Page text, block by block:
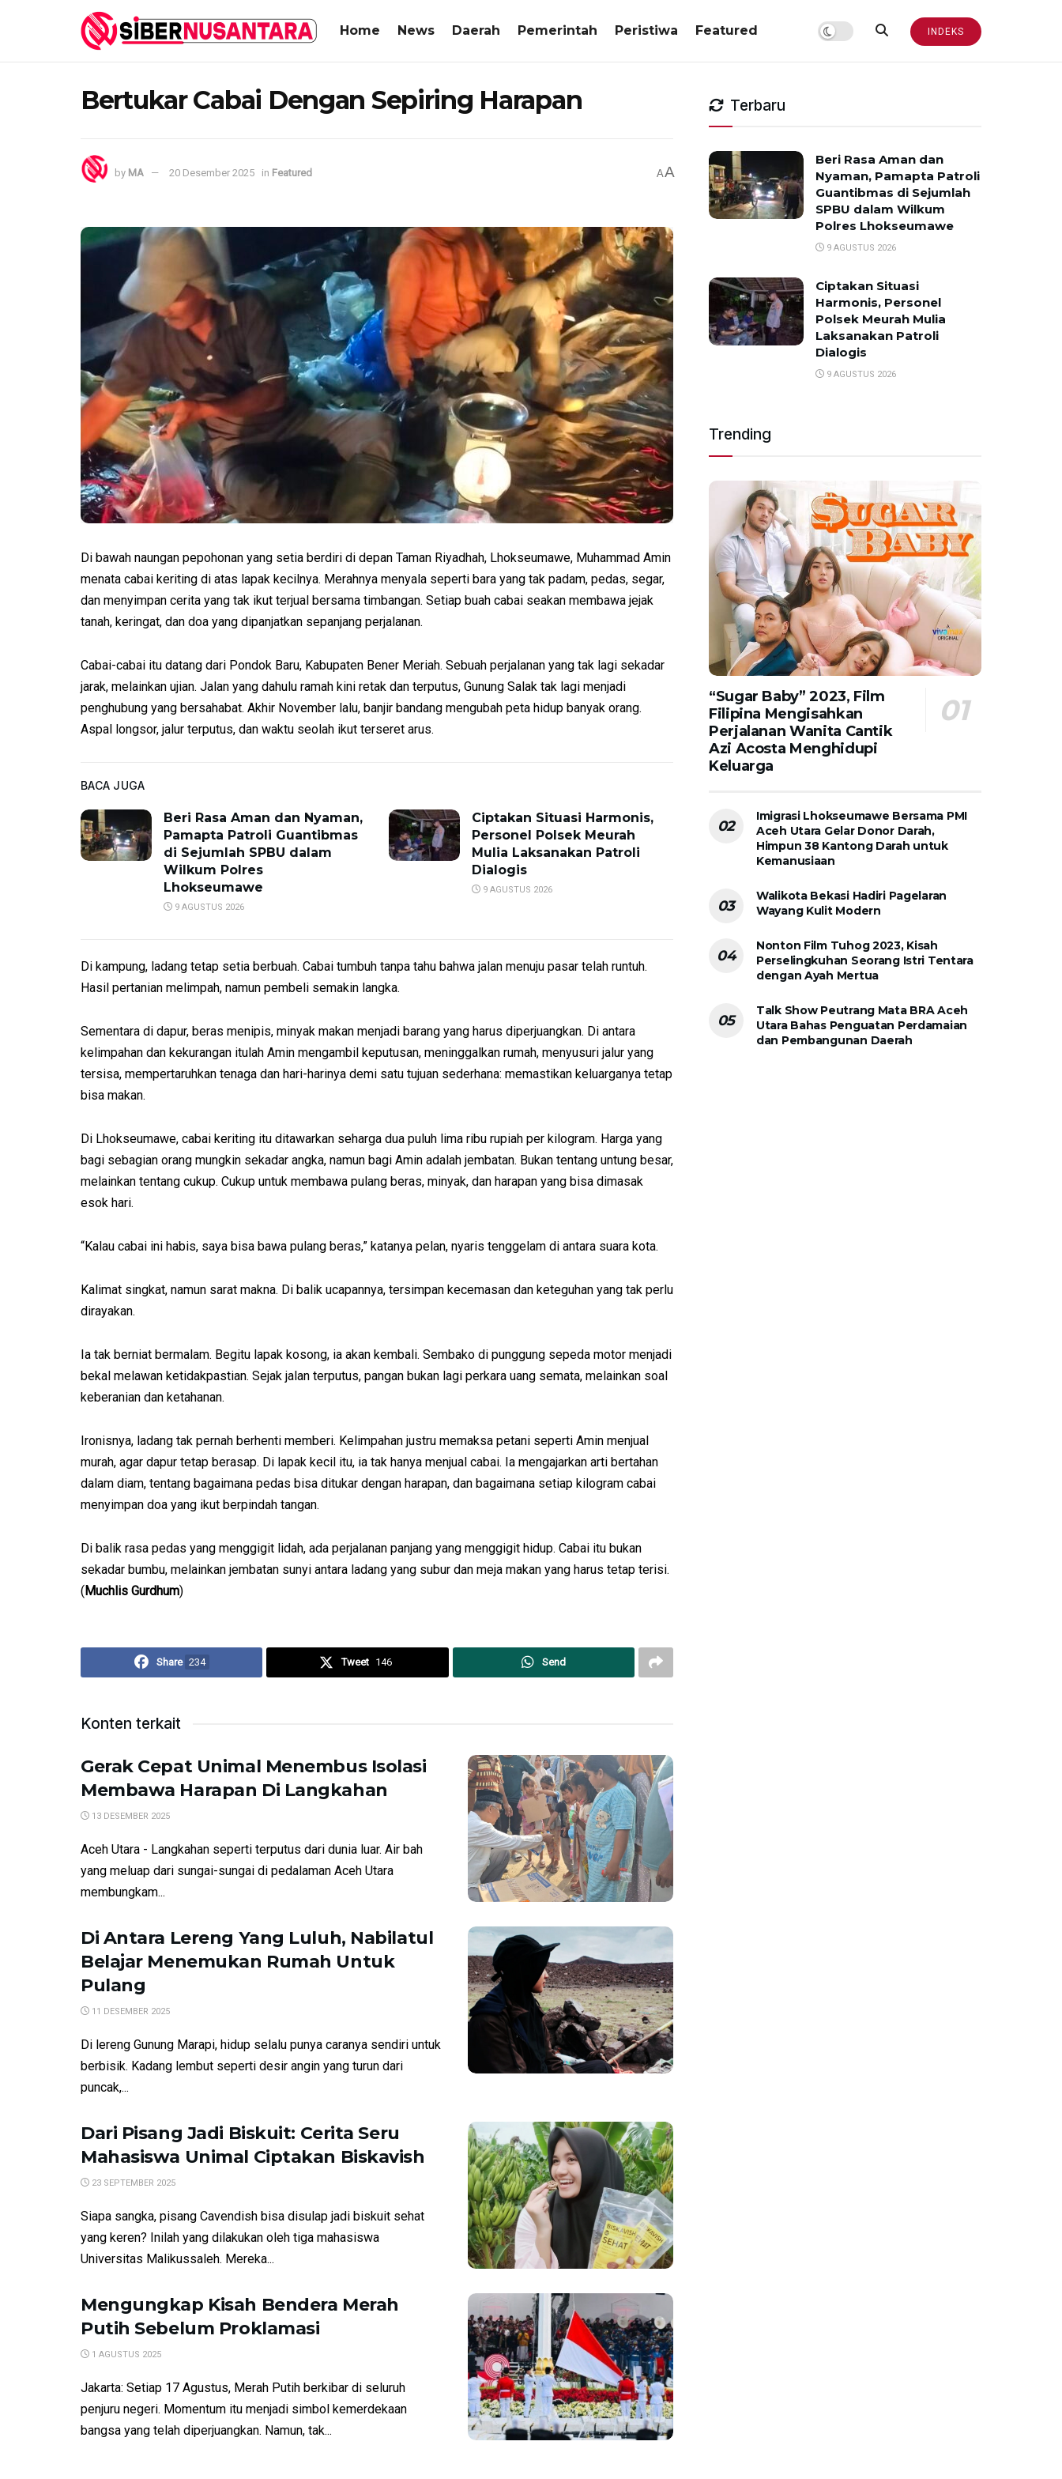
Home News Daerah Pemerintah Peristiwa Featured INDEKS
Bertukar Cabai Dengan Sepiring Harapan
by MA 20 Desember 2025 in Featured AA
Di bawah naungan pepohonan yang setia berdiri di depan Taman Riyadhah, Lhokseumawe, Muhammad Amin
menata cabai keriting di atas lapak kecilnya. Merahnya menyala seperti bara yang tak padam, pedas, segar,
dan menyimpan cerita yang tak ikut terjual bersama timbangan. Setiap buah cabai seakan membawa jejak
tanah, keringat, dan doa yang dipanjatkan sepanjang perjalanan.
Cabai-cabai itu datang dari Pondok Baru, Kabupaten Bener Meriah. Sebuah perjalanan yang tak lagi sekadar
jarak, melainkan ujian. Jalan yang dahulu ramah kini retak dan terputus, Gunung Salak tak lagi menjadi
penghubung yang bersahabat. Akhir November lalu, banjir bandang mengubah peta hidup banyak orang.
Aspal longsor, jalur terputus, dan waktu seolah ikut terseret arus.
BACA JUGA
Beri Rasa Aman dan Nyaman,
Pamapta Patroli Guantibmas
di Sejumlah SPBU dalam
Wilkum Polres
Lhokseumawe
9 AGUSTUS 2026
Ciptakan Situasi Harmonis,
Personel Polsek Meurah
Mulia Laksanakan Patroli
Dialogis
9 AGUSTUS 2026
Di kampung, ladang tetap setia berbuah. Cabai tumbuh tanpa tahu bahwa jalan menuju pasar telah runtuh.
Hasil pertanian melimpah, namun pembeli semakin langka.
Sementara di dapur, beras menipis, minyak makan menjadi barang yang harus diperjuangkan. Di antara
kelimpahan dan kekurangan itulah Amin mengambil keputusan, meninggalkan rumah, menyusuri jalur yang
tersisa, mempertaruhkan tenaga dan hari-harinya demi satu tujuan sederhana: memastikan keluarganya tetap
bisa makan.
Di Lhokseumawe, cabai keriting itu ditawarkan seharga dua puluh lima ribu rupiah per kilogram. Harga yang
bagi sebagian orang mungkin sekadar angka, namun bagi Amin adalah jembatan. Bukan tentang untung besar,
melainkan tentang cukup. Cukup untuk membawa pulang beras, minyak, dan harapan yang bisa dimasak
esok hari.
“Kalau cabai ini habis, saya bisa bawa pulang beras,” katanya pelan, nyaris tenggelam di antara suara kota.
Kalimat singkat, namun sarat makna. Di balik ucapannya, tersimpan kecemasan dan keteguhan yang tak perlu
dirayakan.
Ia tak berniat bermalam. Begitu lapak kosong, ia akan kembali. Sembako di punggung sepeda motor menjadi
bekal melawan ketidakpastian. Sejak jalan terputus, pangan bukan lagi perkara uang semata, melainkan soal
keberanian dan ketahanan.
Ironisnya, ladang tak pernah berhenti memberi. Kelimpahan justru memaksa petani seperti Amin menjual
murah, agar dapur tetap berasap. Di lapak kecil itu, ia tak hanya menjual cabai. Ia mengajarkan arti bertahan
dalam diam, tentang bagaimana pedas bisa ditukar dengan harapan, dan bagaimana setiap kilogram cabai
menyimpan doa yang ikut berpindah tangan.
Di balik rasa pedas yang menggigit lidah, ada perjalanan panjang yang menggigit hidup. Cabai itu bukan
sekadar bumbu, melainkan jembatan sunyi antara ladang yang subur dan meja makan yang harus tetap terisi.
( Muchlis Gurdhum)
Share 234 Tweet 146 Send
Konten terkait
Gerak Cepat Unimal Menembus Isolasi
Membawa Harapan Di Langkahan
13 DESEMBER 2025
Aceh Utara - Langkahan seperti terputus dari dunia luar. Air bah
yang meluap dari sungai-sungai di pedalaman Aceh Utara
membungkam...
Di Antara Lereng Yang Luluh, Nabilatul
Belajar Menemukan Rumah Untuk
Pulang
11 DESEMBER 2025
Di lereng Gunung Marapi, hidup selalu punya caranya sendiri untuk
berbisik. Kadang lembut seperti desir angin yang turun dari
puncak,...
Dari Pisang Jadi Biskuit: Cerita Seru
Mahasiswa Unimal Ciptakan Biskavish
23 SEPTEMBER 2025
Siapa sangka, pisang Cavendish bisa disulap jadi biskuit sehat
yang keren? Inilah yang dilakukan oleh tiga mahasiswa
Universitas Malikussaleh. Mereka...
Mengungkap Kisah Bendera Merah
Putih Sebelum Proklamasi
1 AGUSTUS 2025
Jakarta: Setiap 17 Agustus, Merah Putih berkibar di seluruh
penjuru negeri. Momentum itu menjadi simbol kemerdekaan
bangsa yang telah diperjuangkan. Namun, tak...
Terbaru
Beri Rasa Aman dan
Nyaman, Pamapta Patroli
Guantibmas di Sejumlah
SPBU dalam Wilkum
Polres Lhokseumawe
9 AGUSTUS 2026
Ciptakan Situasi
Harmonis, Personel
Polsek Meurah Mulia
Laksanakan Patroli
Dialogis
9 AGUSTUS 2026
Trending
“Sugar Baby” 2023, Film
Filipina Mengisahkan
Perjalanan Wanita Cantik
Azi Acosta Menghidupi
Keluarga
Imigrasi Lhokseumawe Bersama PMI
Aceh Utara Gelar Donor Darah,
Himpun 38 Kantong Darah untuk
Kemanusiaan
Walikota Bekasi Hadiri Pagelaran
Wayang Kulit Modern
Nonton Film Tuhog 2023, Kisah
Perselingkuhan Seorang Istri Tentara
dengan Ayah Mertua
Talk Show Peutrang Mata BRA Aceh
Utara Bahas Penguatan Perdamaian
dan Pembangunan Daerah